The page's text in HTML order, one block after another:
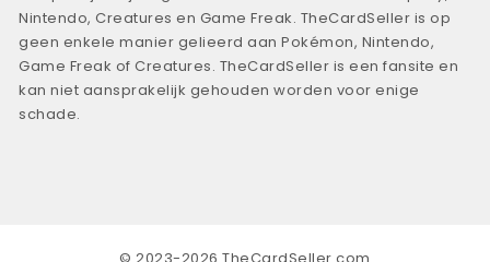
Nintendo, Creatures en Game Freak. TheCardSeller is op
geen enkele manier gelieerd aan Pokémon, Nintendo,
Game Freak of Creatures. TheCardSeller is een fansite en
kan niet aansprakelijk gehouden worden voor enige
schade.
© 2023-2026 TheCardSeller.com